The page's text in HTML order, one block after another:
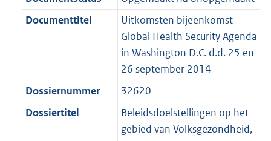
n
f
a
t
b
i
n
a
a
b
e
i
m
a
K
b
i
e
r
m
4
K
r
o
o
t
t
:
2
g
r
o
o
t
e
:
Documenttitel
Uitkomsten bijeenkomst
Global Health Security Agenda
in Washington D.C. d.d. 25 en
26 september 2014
Dossiernummer
32620
Dossiertitel
Beleidsdoelstellingen op het
gebied van Volksgezondheid,